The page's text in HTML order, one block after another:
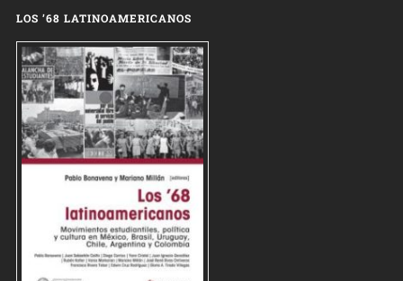
LOS ’68 LATINOAMERICANOS